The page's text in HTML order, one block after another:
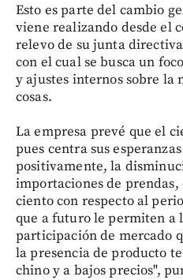
Esto es parte del cambio
viene realizando desde el
relevo de su junta
con el cual se busca un
y ajustes internos sobre la
cosas.
La empresa prevé que el
pues centra sus
positivamente, la
importaciones de prendas,
ciento con respecto al
que a futuro le permiten a
participación de mercado
la presencia de producto
chino y a bajos precios",